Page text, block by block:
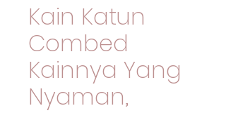
Kain Katun
Combed
Kainnya Yang
Nyaman,